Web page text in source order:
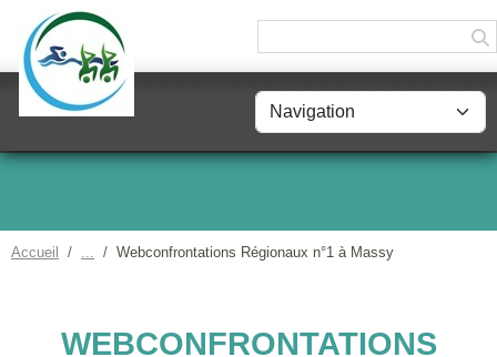
Accueil Webconfrontations Régionaux n°1 à Massy
WEBCONFRONTATIONS
Panneau de gestion des cookies